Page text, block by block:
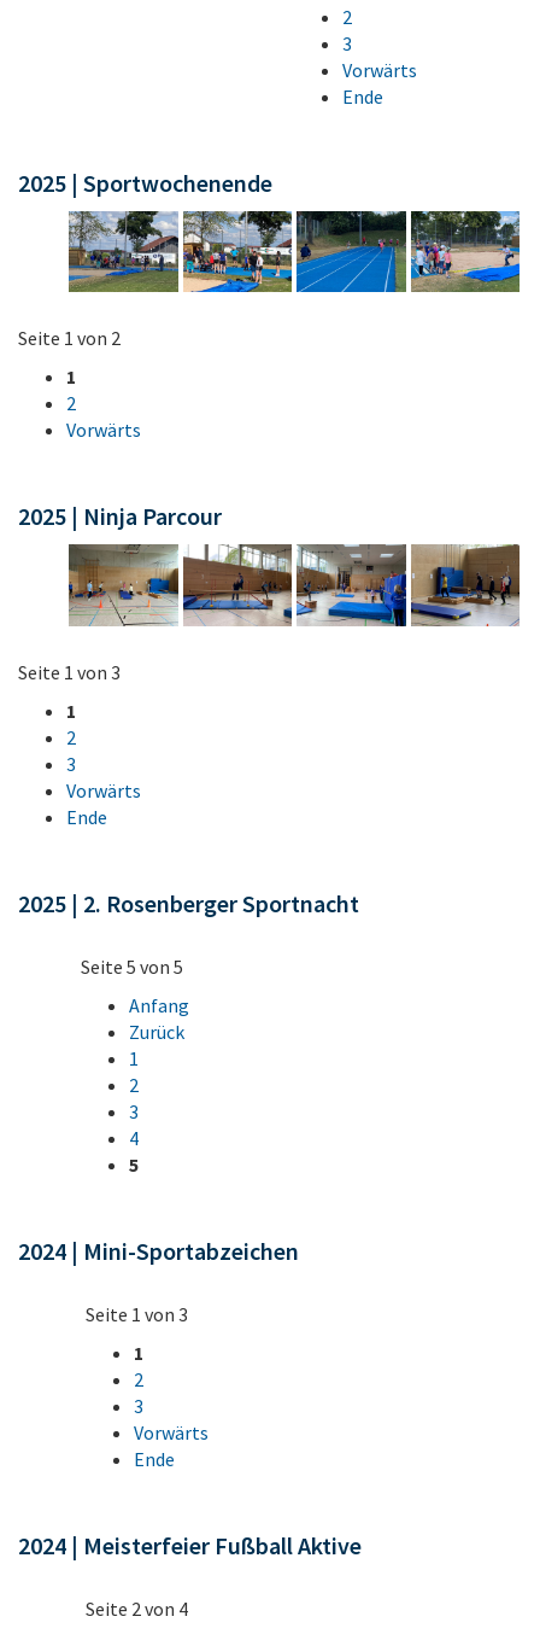
2
3
Vorwärts
Ende
2025 | Sportwochenende
Seite 1 von 2
1
2
Vorwärts
2025 | Ninja Parcour
Seite 1 von 3
1
2
3
Vorwärts
Ende
2025 | 2. Rosenberger Sportnacht
Seite 5 von 5
Anfang
Zurück
1
2
3
4
5
2024 | Mini-Sportabzeichen
Seite 1 von 3
1
2
3
Vorwärts
Ende
2024 | Meisterfeier Fußball Aktive
Seite 2 von 4